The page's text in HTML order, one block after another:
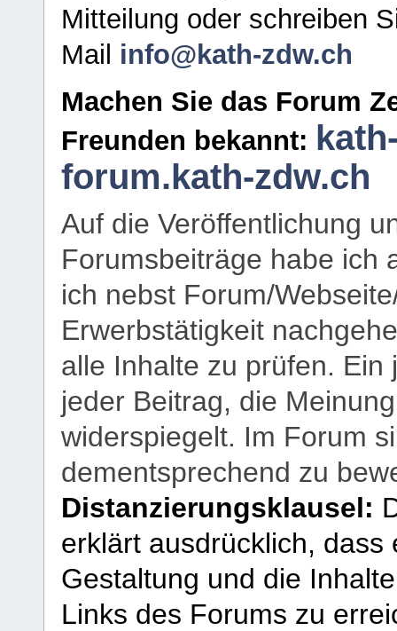
Mitteilung oder schreiben
Mail info@kath-zdw.ch
Machen Sie das Forum
Freunden bekannt:
forum.kath-zdw.ch
Auf die Veröffentlichung
Forumsbeiträge habe ich
ich nebst Forum/
Erwerbstätigkeit
alle Inhalte zu prüfen.
jeder Beitrag, die
widerspiegelt. Im Forum
dementsprechend zu
Distanzierungsklausel:
erklärt ausdrücklich,
Gestaltung und die
Links des Forums zu